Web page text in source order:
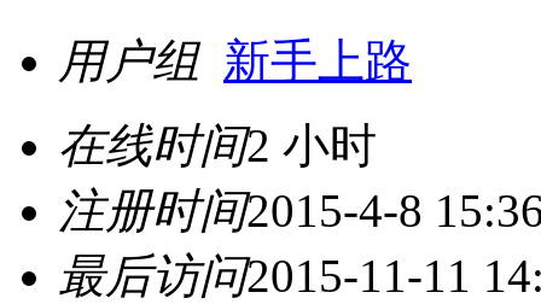
用户组 新手上路
在线时间2 小时
注册时间2015-4-8
最后访问2015-11-11